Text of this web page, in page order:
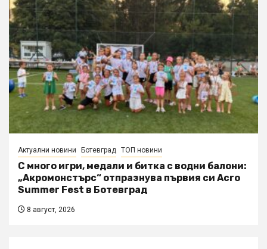
Актуални новини Ботевград ТОП новини
С много игри, медали и битка с водни балони:
„Акромонстърс“ отпразнува първия си Acro
Summer Fest в Ботевград
8 август, 2026